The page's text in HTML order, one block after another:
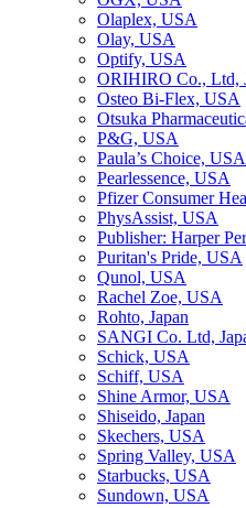
Olaplex, USA
Olay, USA
Optify, USA
ORIHIRO Co., Ltd,
Osteo Bi-Flex, USA
Otsuka
P&G, USA
Paula’s Choice, USA
Pearlessence, USA
Pfizer Consumer
PhysAssist, USA
Publisher: Harper
Puritan's Pride, USA
Qunol, USA
Rachel Zoe, USA
Rohto, Japan
SANGI Co. Ltd,
Schick, USA
Schiff, USA
Shine Armor, USA
Shiseido, Japan
Skechers, USA
Spring Valley, USA
Starbucks, USA
Sundown, USA